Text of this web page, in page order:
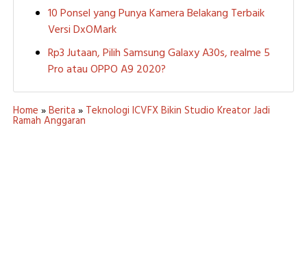
10 Ponsel yang Punya Kamera Belakang Terbaik
Versi DxOMark
Rp3 Jutaan, Pilih Samsung Galaxy A30s, realme 5
Pro atau OPPO A9 2020?
Home »Berita » Teknologi ICVFX Bikin Studio Kreator Jadi
Ramah Anggaran